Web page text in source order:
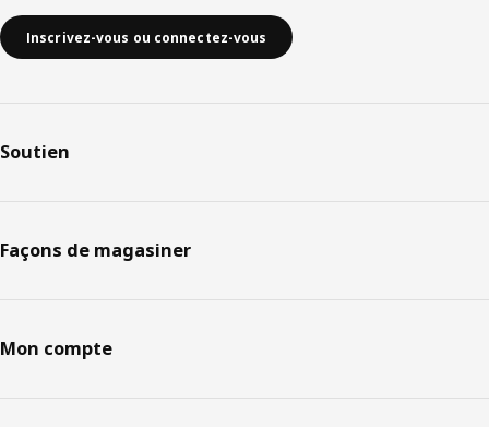
Inscrivez-vous ou connectez-vous
Soutien
Façons de magasiner
Mon compte